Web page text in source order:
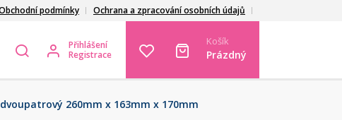
podmínky Ochrana a zpracování osobních údajů
Přihlášení
Registrace
Košík
Prázdný
260mm x 163mm x 170mm